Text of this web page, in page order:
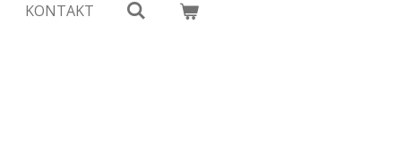
KONTAKT